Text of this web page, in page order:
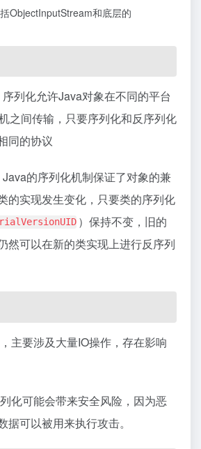
ObjectInputStream和底层的
列化允许Java对象在不同的平台
之间传输，只要序列化和反序列化
同的协议
的序列化机制保证了对象的兼
的实现发生变化，只要类的序列化
）保持不变，旧的
然可以在新的类实现上进行反序列
主要涉及大量IO操作，存在影响
化可能会带来安全风险，因为恶
据可以被用来执行攻击。